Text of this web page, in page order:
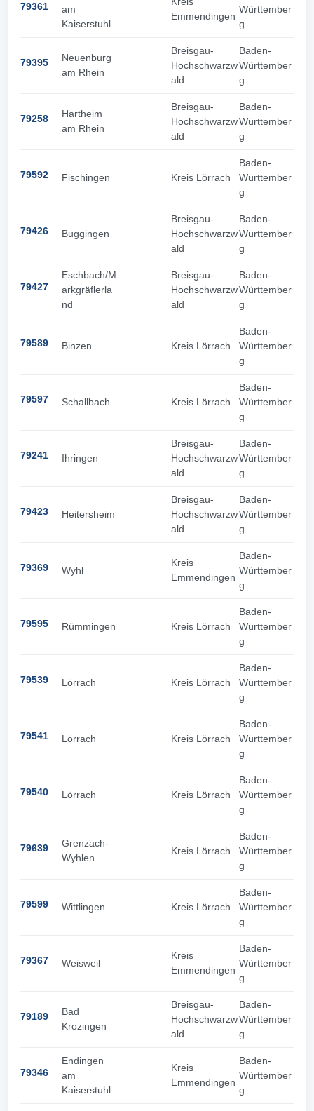
79361
am
Kaiserstuhl
Emmendingen
Württember
g
79395
Neuenburg
am Rhein
Breisgau-
Hochschwarzw
ald
Baden-
Württember
g
79258
Hartheim
am Rhein
Breisgau-
Hochschwarzw
ald
Baden-
Württember
g
79592 Fischingen Kreis Lörrach
Baden-
Württember
g
79426 Buggingen
Breisgau-
Hochschwarzw
ald
Baden-
Württember
g
79427
Eschbach/M
arkgräflerla
nd
Breisgau-
Hochschwarzw
ald
Baden-
Württember
g
79589 Binzen Kreis Lörrach
Baden-
Württember
g
79597 Schallbach Kreis Lörrach
Baden-
Württember
g
79241 Ihringen
Breisgau-
Hochschwarzw
ald
Baden-
Württember
g
79423 Heitersheim
Breisgau-
Hochschwarzw
ald
Baden-
Württember
g
79369 Wyhl
Kreis
Emmendingen
Baden-
Württember
g
79595 Rümmingen Kreis Lörrach
Baden-
Württember
g
79539 Lörrach Kreis Lörrach
Baden-
Württember
g
79541 Lörrach Kreis Lörrach
Baden-
Württember
g
79540 Lörrach Kreis Lörrach
Baden-
Württember
g
79639
Grenzach-
Wyhlen
Kreis Lörrach
Baden-
Württember
g
79599 Wittlingen Kreis Lörrach
Baden-
Württember
g
79367 Weisweil
Kreis
Emmendingen
Baden-
Württember
g
79189
Bad
Krozingen
Breisgau-
Hochschwarzw
ald
Baden-
Württember
g
79346
Endingen
am
Kaiserstuhl
Kreis
Emmendingen
Baden-
Württember
g